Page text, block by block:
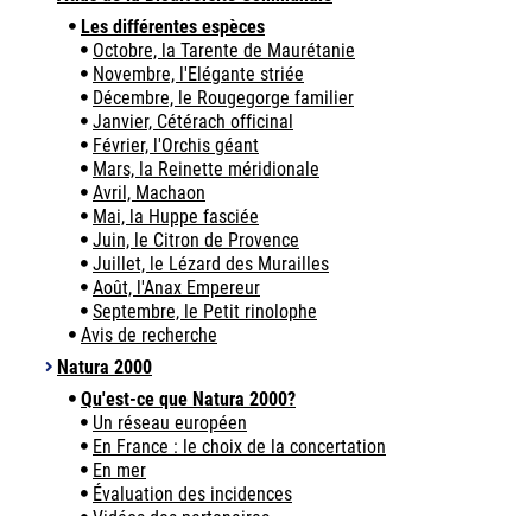
Les différentes espèces
Octobre, la Tarente de Maurétanie
Novembre, l'Elégante striée
Décembre, le Rougegorge familier
Janvier, Cétérach officinal
Février, l'Orchis géant
Mars, la Reinette méridionale
Avril, Machaon
Mai, la Huppe fasciée
Juin, le Citron de Provence
Juillet, le Lézard des Murailles
Août, l'Anax Empereur
Septembre, le Petit rinolophe
Avis de recherche
Natura 2000
Qu'est-ce que Natura 2000?
Un réseau européen
En France : le choix de la concertation
En mer
Évaluation des incidences